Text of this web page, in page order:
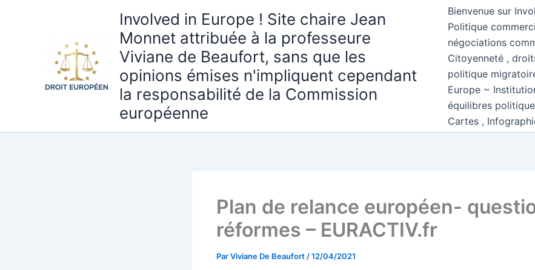
Involved in Europe ! Site chaire Jean
Monnet attribuée à la professeure
Viviane de Beaufort, sans que les
opinions émises n'impliquent cependant
la responsabilité de la Commission
européenne
Bienvenue sur
Politique
négociations
Citoyenneté ,
politique
Europe ~
équilibres
Cartes ,
Plan de relance européen-
réformes – EURACTIV.fr
ParViviane De Beaufort /12/04/2021